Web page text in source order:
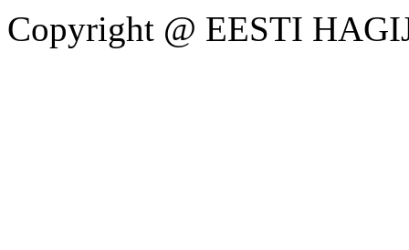
Copyright @ EESTI